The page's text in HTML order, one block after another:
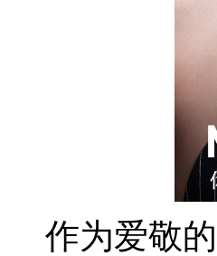
作为爱敬的